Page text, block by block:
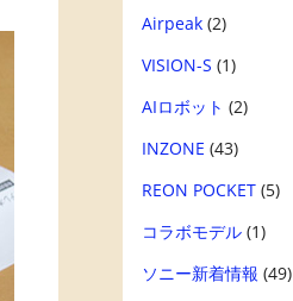
Airpeak(2)
VISION-S (1)
AIロボット (2)
INZONE (43)
REON POCKET(5)
コラボモデル(1)
ソニー新着情報 (49)